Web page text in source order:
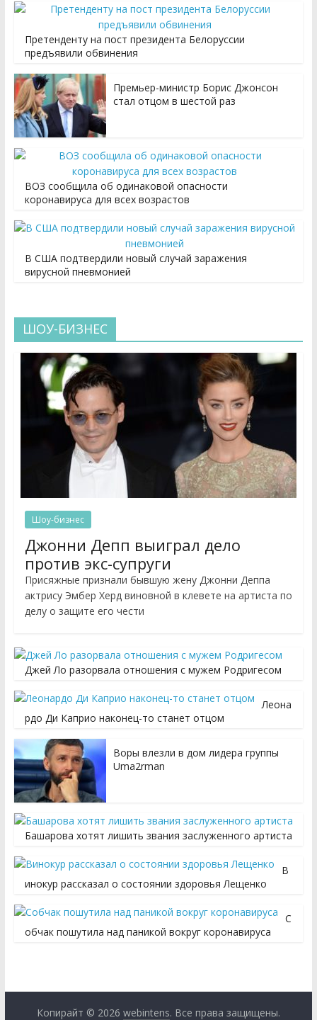
Претенденту на пост президента Белоруссии
предъявили обвинения
Премьер-министр Борис Джонсон
стал отцом в шестой раз
ВОЗ сообщила об одинаковой опасности
коронавируса для всех возрастов
В США подтвердили новый случай заражения
вирусной пневмонией
ШОУ-БИЗНЕС
Шоу-бизнес
Джонни Депп выиграл дело
против экс-супруги
Присяжные признали бывшую жену Джонни Деппа
актрису Эмбер Херд виновной в клевете на артиста по
делу о защите его чести
Джей Ло разорвала отношения с мужем Родригесом
Леона
рдо Ди Каприо наконец-то станет отцом
Воры влезли в дом лидера группы
Uma2rman
Башарова хотят лишить звания заслуженного артиста
В
инокур рассказал о состоянии здоровья Лещенко
С
обчак пошутила над паникой вокруг коронавируса
Копирайт © 2026 webintens. Все права защищены.